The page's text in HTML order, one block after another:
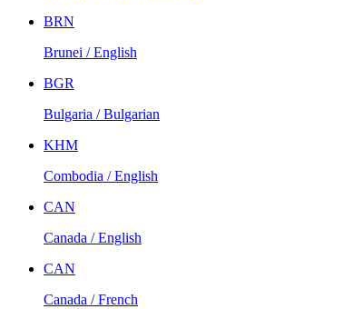
BRN
Brunei / English
BGR
Bulgaria / Bulgarian
KHM
Combodia / English
CAN
Canada / English
CAN
Canada / French